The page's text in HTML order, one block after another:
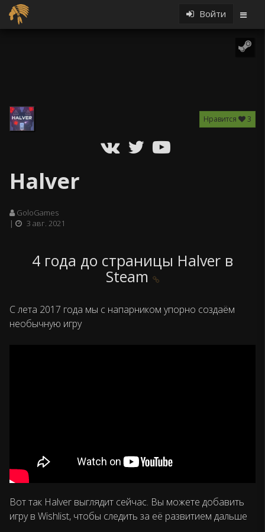
Войти
Нравится 3
Halver
GoloGames
3 авг. 2021
4 года до страницы Halver в
Steam
С лета 2017 года мы с напарником упорно создаём
необычную игру
Вот так Halver выглядит сейчас. Вы можете добавить
игру в Wishlist, чтобы следить за её развитием дальше